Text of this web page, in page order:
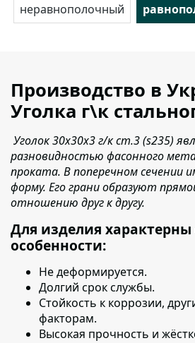
неравнополочный
Производство в
Уголка г\к
Уголок 30х30х3 г/к ст.3 (s235)
разновидностью фасонного
проката. В поперечном сечении
форму. Его грани образуют
отношению друг к другу.
Для изделия
особенности:
Не деформируется.
Долгий срок службы.
Стойкость к коррозии,
факторам.
Высокая прочность и